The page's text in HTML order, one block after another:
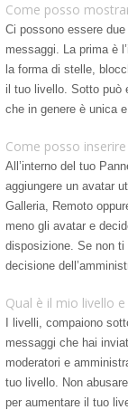
Come posso
Ci possono essere
messaggi. La prima è
la forma di stelle,
il tuo livello. Sotto può
che in genere è unica
Come posso
All’interno del tuo
aggiungere un avatar
Galleria, Remoto
meno gli avatar e
disposizione. Se non ti
decisione
Qual è il mio livello
I livelli, compaiono
messaggi che hai
moderatori e
tuo livello. Non
per aumentare il tuo